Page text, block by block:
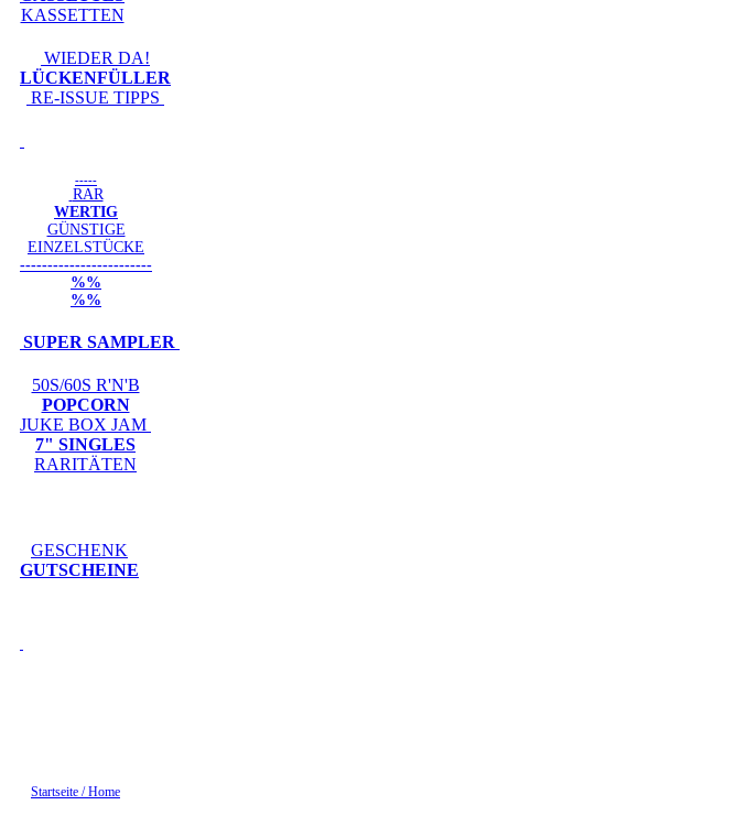
KASSETTEN
WIEDER DA!
LÜCKENFÜLLER
RE-ISSUE TIPPS
-----
RAR
WERTIG
GÜNSTIGE
EINZELSTÜCKE
------------------------
%%
%%
SUPER SAMPLER
50S/60S R'N'B
POPCORN
JUKE BOX JAM
7" SINGLES
RARITÄTEN
GESCHENK
GUTSCHEINE
Startseite / Home